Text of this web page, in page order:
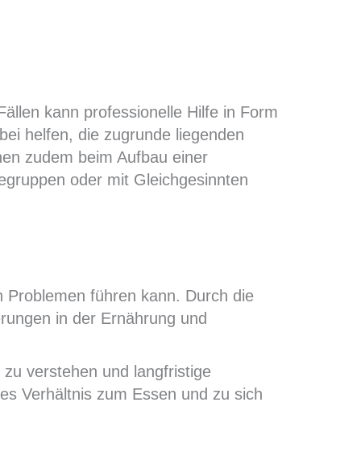
kann professionelle Hilfe in Form
helfen, die zugrunde liegenden
zudem beim Aufbau einer
oder mit Gleichgesinnten
führen kann. Durch die
in der Ernährung und
verstehen und langfristige
Verhältnis zum Essen und zu sich